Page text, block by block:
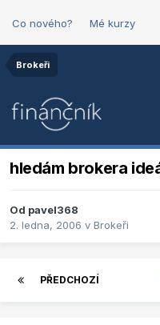
Co nového? Mé kurzy
Brokeři
hledám brokera
Od pavel368
2. ledna, 2006 v Brokeři
PŘEDCHOZÍ